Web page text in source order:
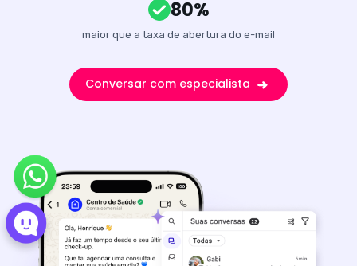
80%
maior que a taxa de abertura do e-mail
Conversar com especialista